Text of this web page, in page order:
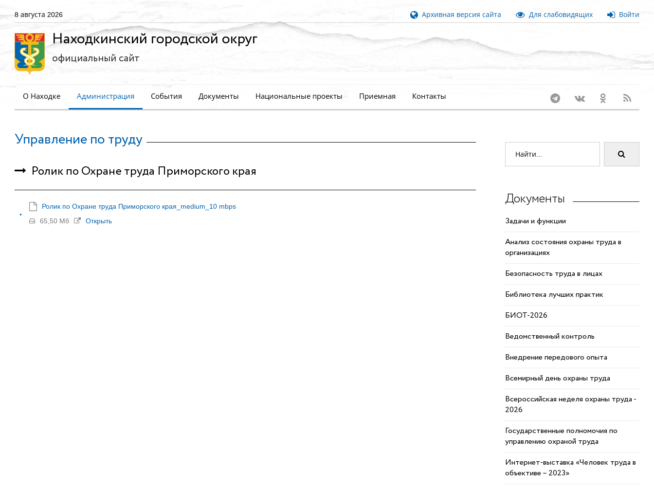
8 августа 2026 Архивная версия сайта Для слабовидящих Войти
Находкинский городской округ
официальный сайт
О Находке Администрация События Документы Национальные проекты Приемная Контакты
Управление по труду
Ролик по Охране труда Приморского края
Ролик по Охране труда Приморского края_medium_10 mbps
65,50 Мб
Открыть
Документы
Задачи и функции
Анализ состояния охраны труда в
организациях
Безопасность труда в лицах
Библиотека лучших практик
БИОТ-2026
Ведомственный контроль
Внедрение передового опыта
Всемирный день охраны труда
Всероссийская неделя охраны труда -
2026
Государственные полномочия по
управлению охраной труда
Интернет-выставка «Человек труда в
объективе – 2023»